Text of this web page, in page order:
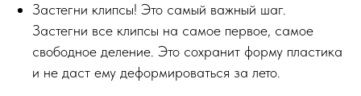
Застегни клипсы! Это самый важный шаг.
Застегни все клипсы на самое первое, самое
свободное деление. Это сохранит форму пластика
и не даст ему деформироваться за лето.